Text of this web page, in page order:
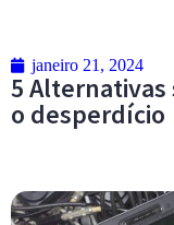
janeiro 21, 2024
5
o desperdício